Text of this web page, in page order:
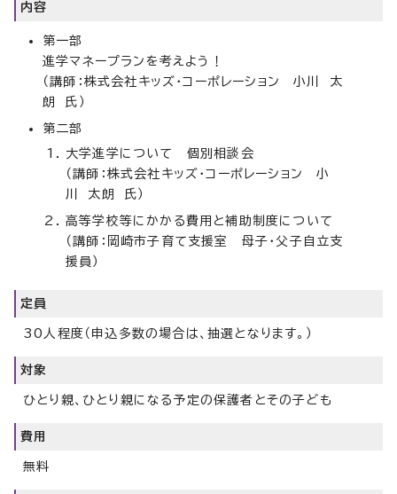
内容
第一部
進学マネープランを考えよう！
（講師：株式会社キッズ・コーポレーション 小川 太
朗 氏）
第二部
大学進学について 個別相談会
（講師：株式会社キッズ・コーポレーション 小
川 太朗 氏）
高等学校等にかかる費用と補助制度について
（講師：岡崎市子育て支援室 母子・父子自立支
援員）
定員
30人程度（申込多数の場合は、抽選となります。）
対象
ひとり親、ひとり親になる予定の保護者とその子ども
費用
無料